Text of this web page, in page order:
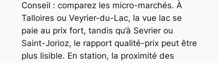
Conseil : comparez les micro-marchés. À
Talloires ou Veyrier-du-Lac, la vue lac se
paie au prix fort, tandis qu’à Sevrier ou
Saint-Jorioz, le rapport qualité-prix peut être
plus lisible. En station, la proximité des